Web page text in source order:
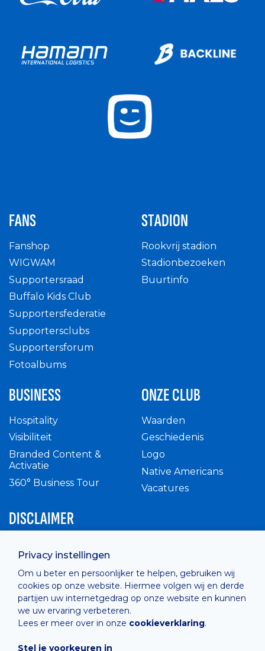
Privacy instellingen
Om u beter en persoonlijker te helpen, gebruiken wij
cookies op onze website. Hiermee volgen wij en derde
partijen uw internetgedrag op onze website en kunnen
we uw ervaring verbeteren.
Lees er meer over in onze cookieverklaring.
Stel je voorkeuren in
FANS
Fanshop
WIGWAM
Supportersraad
Buffalo Kids Club
Supportersfederatie
Supportersclubs
Supportersforum
Fotoalbums
STADION
Rookvrij stadion
Stadionbezoeken
Buurtinfo
BUSINESS
Hospitality
Visibiliteit
Branded Content &
Activatie
360° Business Tour
ONZE CLUB
Waarden
Geschiedenis
Logo
Native Americans
Vacatures
DISCLAIMER
Privacy Policy
Cashless
verkoopsvoorwaarden
Cookie Policy